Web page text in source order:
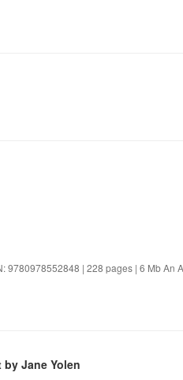
| 228 pages | 6 Mb An
Jane Yolen